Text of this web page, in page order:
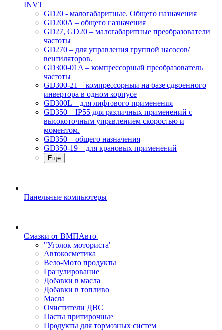
INVT
GD20 - малогабаритные. Общего назначения
GD200A – общего назначения
GD27, GD20 – малогабаритные преобразователи
частоты
GD270 – для управления группой насосов/
вентиляторов.
GD300-01A – компрессорный преобразователь
частоты
GD300-21 – компрессорный на базе сдвоенного
инвертора в одном корпусе
GD300L – для лифтового применения
GD350 – IP55 для различных применений с
высокоточным управлением скоростью и
моментом.
GD350 – общего назначения
GD350-19 – для крановых применений
Еще
Панельные компьютеры
Смазки от ВМПАвто
"Уголок моториста"
Автокосметика
Вело-Мото продукты
Гранулирование
Добавки в масла
Добавки в топливо
Масла
Очистители ДВС
Пасты притирочные
Продукты для тормозных систем